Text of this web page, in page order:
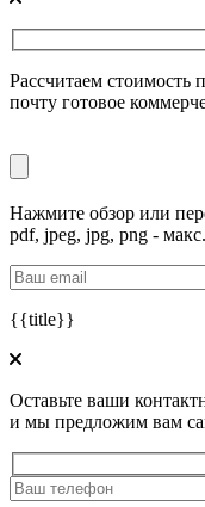
Рассчитаем стоимость
почту готовое
Нажмите обзор или
pdf, jpeg, jpg, png -
{{title}}
Оставьте ваши
и мы предложим вам